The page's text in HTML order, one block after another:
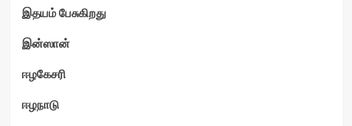
இதயம் பேசுகிறது
இன்ஸான்
ஈழகேசரி
ஈழநாடு